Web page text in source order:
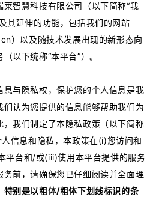
智慧科技有限公司（以下简称“我
其延伸的功能，包括我们的网站
）以及随技术发展出现的新形态向
以下统称“本平台”）。
息与隐私权，保护您的个人信息是我
认为您提供的信息能够帮助我们为
，我们制定了本隐私政策（以下简称
信息和隐私，本政策在(i)您访问和
平台和/或(iii)使用本平台提供的服务
务前，请确保您已仔细阅读并全面理
特别是以粗体/粗体下划线标识的条